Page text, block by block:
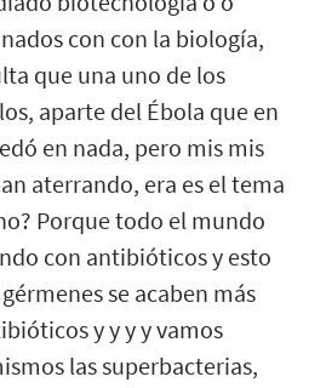
con con la biología,
que una uno de los
aparte del Ébola que en
en nada, pero mis mis
aterrando, era es el tema
Porque todo el mundo
con antibióticos y esto
se acaben más
y y y y vamos
las superbacterias,